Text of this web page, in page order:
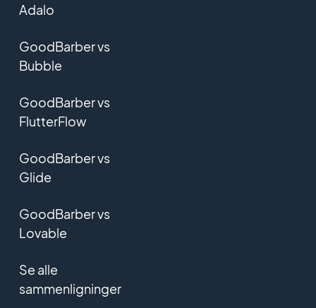
Adalo
GoodBarber vs
Bubble
GoodBarber vs
FlutterFlow
GoodBarber vs
Glide
GoodBarber vs
Lovable
Se alle
sammenligninger